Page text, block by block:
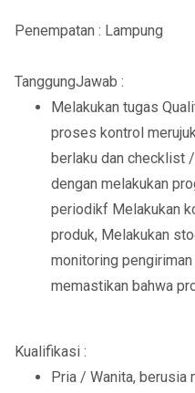
Penempatan : Lampung
TanggungJawab :
Melakukan tugas
proses kontrol
berlaku dan checklist
dengan melakukan
periodikf Melakukan
produk, Melakukan
monitoring
memastikan bahwa
Kualifikasi :
Pria / Wanita, berusia